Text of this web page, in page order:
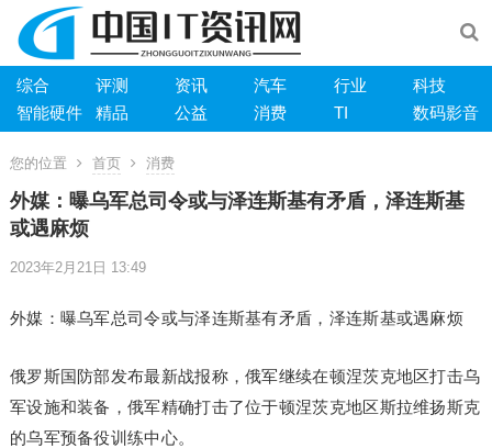
综合 评测 资讯 汽车 行业
科技
智能硬件
精品 公益 消费 TI 数码影音
您的位置 首页 消费
外媒：曝乌军总司令或与泽连斯基有矛盾，泽连斯基
或遇麻烦
2023年2月21日 13:49
外媒：曝乌军总司令或与泽连斯基有矛盾，泽连斯基或遇麻烦
俄罗斯国防部发布最新战报称，俄军继续在顿涅茨克地区打击乌
军设施和装备，俄军精确打击了位于顿涅茨克地区斯拉维扬斯克
的乌军预备役训练中心。